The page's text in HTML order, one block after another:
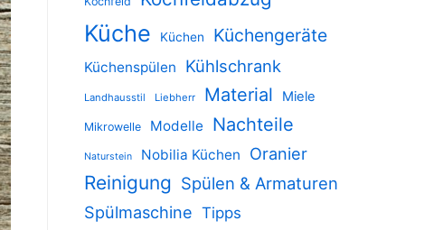
Küche Küchen Küchengeräte
Küchenspülen Kühlschrank
Landhausstil Liebherr Material Miele
Mikrowelle Modelle Nachteile
Naturstein Nobilia Küchen Oranier
Reinigung Spülen & Armaturen
Spülmaschine Tipps